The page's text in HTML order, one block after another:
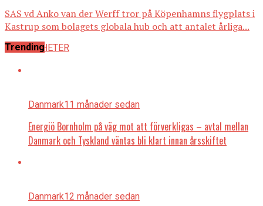
SAS vd Anko van der Werff tror på Köpenhamns flygplats i
Kastrup som bolagets globala hub och att antalet årliga...
ALLA NYHETER
Trending
Danmark11 månader sedan
Energiö Bornholm på väg mot att förverkligas – avtal mellan
Danmark och Tyskland väntas bli klart innan årsskiftet
Danmark12 månader sedan